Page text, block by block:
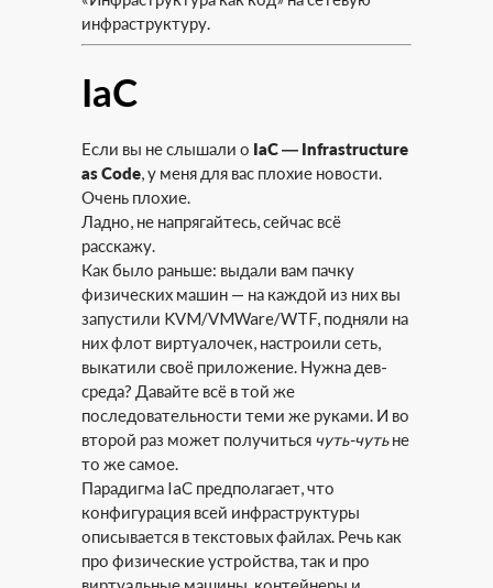
инфраструктуру.
IaC
Если вы не слышали о IaC — Infrastructure
as Code, у меня для вас плохие новости.
Очень плохие.
Ладно, не напрягайтесь, сейчас всё
расскажу.
Как было раньше: выдали вам пачку
физических машин — на каждой из них вы
запустили KVM/VMWare/WTF, подняли на
них флот виртуалочек, настроили сеть,
выкатили своё приложение. Нужна дев-
среда? Давайте всё в той же
последовательности теми же руками. И во
второй раз может получиться чуть-чутьне
то же самое.
Парадигма IaC предполагает, что
конфигурация всей инфраструктуры
описывается в текстовых файлах. Речь как
про физические устройства, так и про